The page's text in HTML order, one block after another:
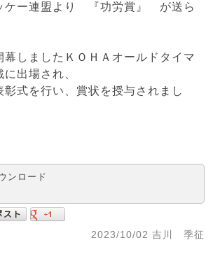
ケー連盟より 『功労賞』 が送ら
幕しましたＫＯＨＡオールドタイマ
出場され、
彰式を行い、賞状を授与されまし
ンロード
2023/10/02 吉川 季征